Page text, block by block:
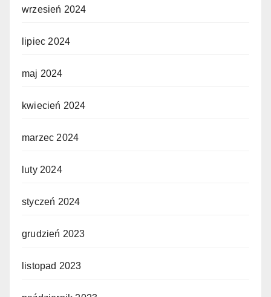
wrzesień 2024
lipiec 2024
maj 2024
kwiecień 2024
marzec 2024
luty 2024
styczeń 2024
grudzień 2023
listopad 2023